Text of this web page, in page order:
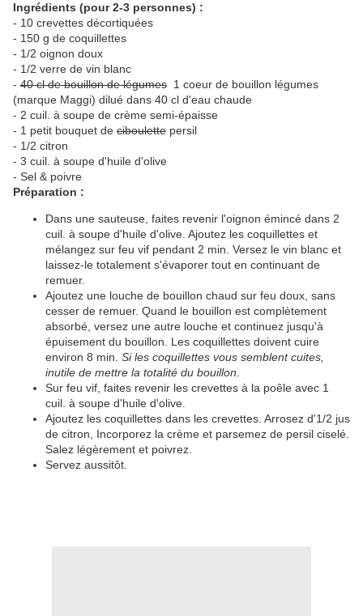
Ingrédients (pour 2-3 personnes) :
- 10 crevettes décortiquées
- 150 g de coquillettes
- 1/2 oignon doux
- 1/2 verre de vin blanc
- 40 cl debouillon de légumes 1 coeur de bouillon légumes
(marque Maggi) dilué dans 40 cl d'eau chaude
- 2 cuil. à soupe de crème semi-épaisse
- 1 petit bouquet de ciboulette persil
- 1/2 citron
- 3 cuil. à soupe d'huile d'olive
- Sel & poivre
Préparation :
Dans une sauteuse, faites revenir l'oignon émincé dans 2
cuil. à soupe d'huile d'olive. Ajoutez les coquillettes et
mélangez sur feu vif pendant 2 min. Versez le vin blanc et
laissez-le totalement s'évaporer tout en continuant de
remuer.
Ajoutez une louche de bouillon chaud sur feu doux, sans
cesser de remuer. Quand le bouillon est complètement
absorbé, versez une autre louche et continuez jusqu'à
épuisement du bouillon. Les coquillettes doivent cuire
environ 8 min. Si les coquillettes vous semblent cuites,
inutile de mettre la totalité du bouillon
Sur feu vif, faites revenir les crevettes à la poêle avec 1
cuil. à soupe d'huile d'olive.
Ajoutez les coquillettes dans les crevettes. Arrosez d'1/2 jus
de citron, Incorporez la crème et parsemez de persil ciselé.
Salez légèrement et poivrez.
Servez aussitôt.